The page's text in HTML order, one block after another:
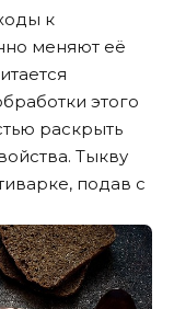
к
меняют её
этого
раскрыть
Тыкву
подав с